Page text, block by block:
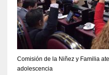
Comisión de la Niñez y Familia
adolescencia